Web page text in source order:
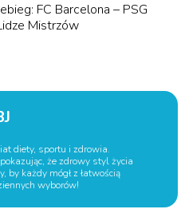
FC Barcelona – PSG
Mistrzów
diety, sportu i zdrowia.
że zdrowy styl życia
by każdy mógł z łatwością
wyborów!